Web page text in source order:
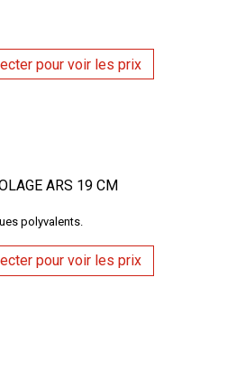
pour voir les prix
ARS 19 CM
polyvalents.
pour voir les prix